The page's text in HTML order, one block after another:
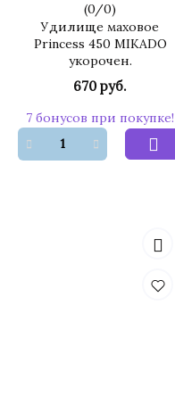
(0/0)
Удилище маховое
Princess 450 MIKADO
укорочен.
670 руб.
7 бонусов при покупке!